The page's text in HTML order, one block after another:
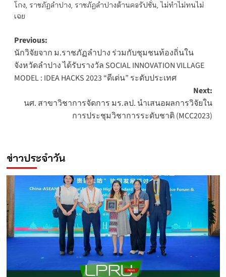
โกง, ราชภัฏลำปาง, ราชภัฏลำปางต้านคอรัปชั่น, ไม่ทำไม่ทนไม่
เฉย
Post
navigation
Previous:
นักวิจัยจาก ม.ราชภัฏลำปาง ร่วมกับชุมชนท้องถิ่นใน
จังหวัดลำปาง ได้รับรางวัล SOCIAL INNOVATION VILLAGE
MODEL : IDEA HACKS 2023 “ดีเด่น” ระดับประเทศ
Next:
นศ. สาขาวิชาการจัดการ มร.ลป. นำเสนอผลการวิจัยใน
การประชุมวิชาการระดับชาติ (MCC2023)
ข่าวประจำวัน